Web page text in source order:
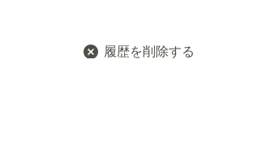
履歴を削除する